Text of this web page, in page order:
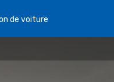
de voiture